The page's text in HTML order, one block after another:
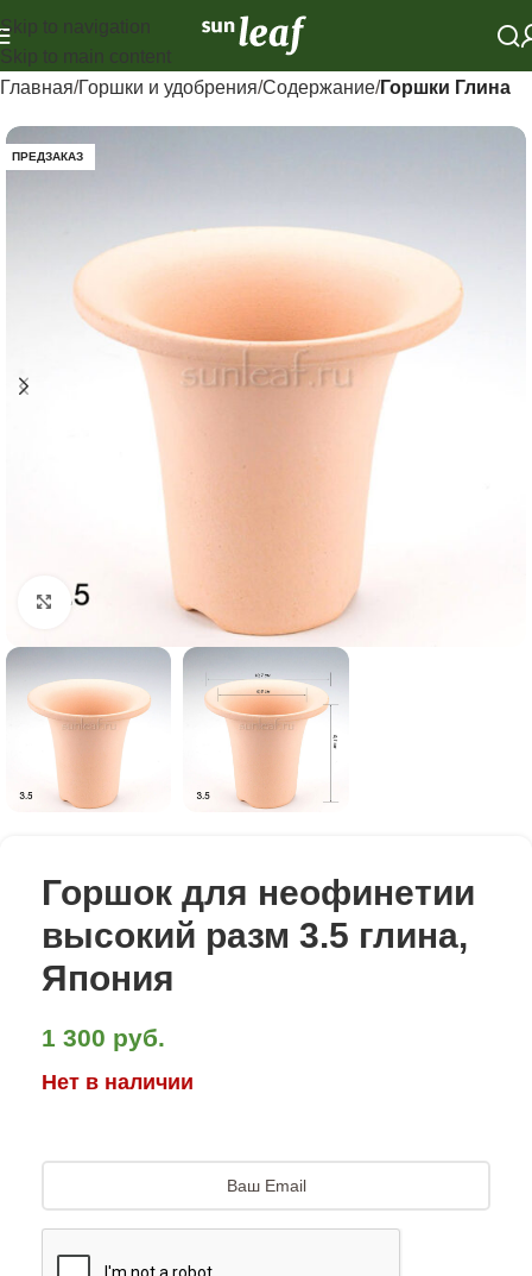
Skip to navigation
Skip to main content
Главная Горшки и удобрения Содержание Горшки Глина
ПРЕДЗАКАЗ
Click to enlarge
Горшок для неофинетии
высокий разм 3.5 глина,
Япония
1 300 руб.
Нет в наличии